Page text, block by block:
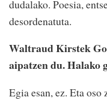
dudalako. Poesia,
desordenatuta.
Waltraud Kirstek
aipatzen du. Halako
Egia esan, ez. Eta